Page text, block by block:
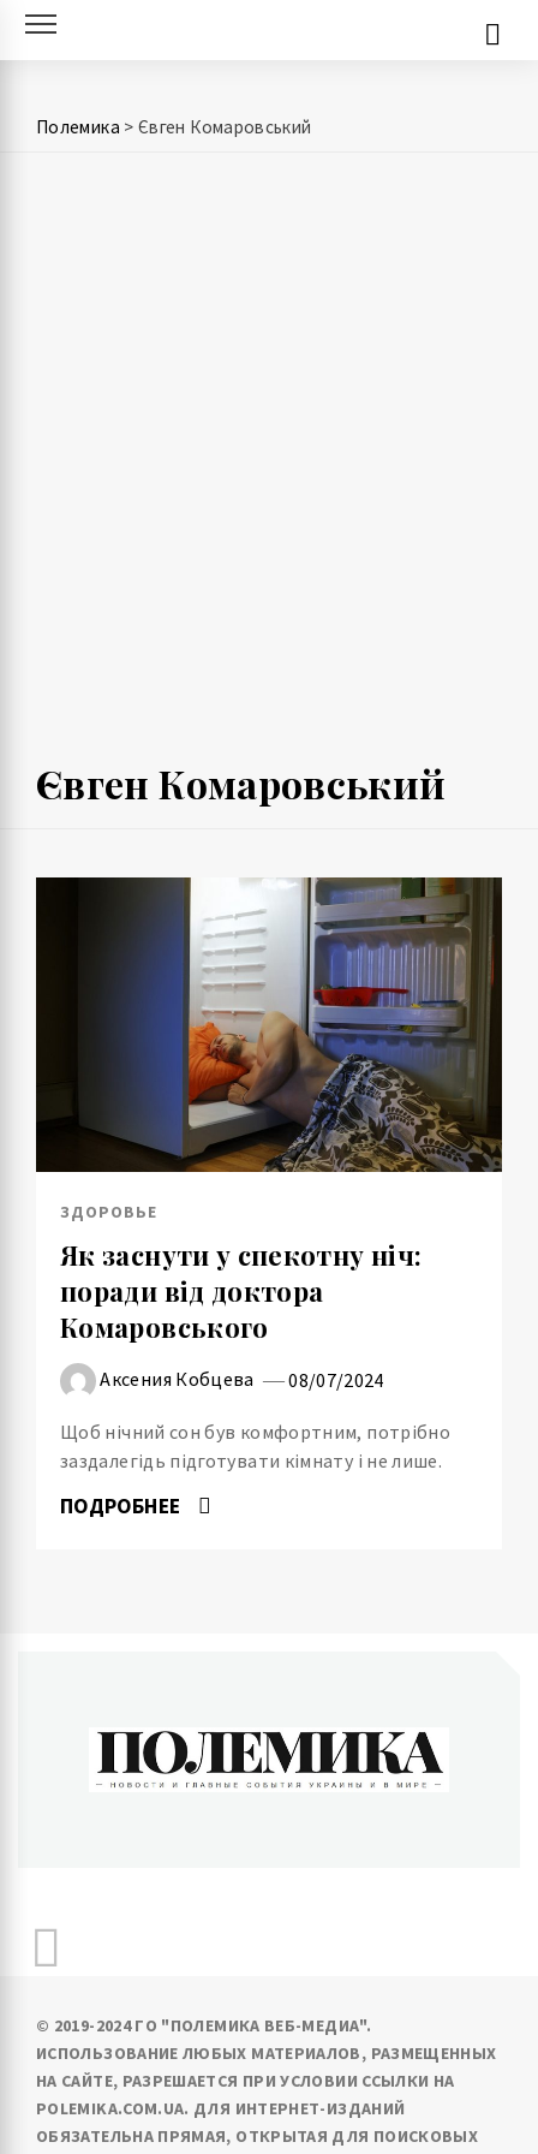
Skip
Полемика > Євген Комаровський
Євген Комаровський
ЗДОРОВЬЕ
Як заснути у спекотну ніч:
поради від доктора
Комаровського
Аксения Кобцева 08/07/2024
Щоб нічний сон був комфортним, потрібно
заздалегідь підготувати кімнату і не лише.
ПОДРОБНЕЕ
© 2019-2024 ГО "ПОЛЕМИКА ВЕБ-МЕДИА".
ИСПОЛЬЗОВАНИЕ ЛЮБЫХ МАТЕРИАЛОВ, РАЗМЕЩЕННЫХ
НА САЙТЕ, РАЗРЕШАЕТСЯ ПРИ УСЛОВИИ ССЫЛКИ НА
POLEMIKA.COM.UA. ДЛЯ ИНТЕРНЕТ-ИЗДАНИЙ
ОБЯЗАТЕЛЬНА ПРЯМАЯ, ОТКРЫТАЯ ДЛЯ ПОИСКОВЫХ